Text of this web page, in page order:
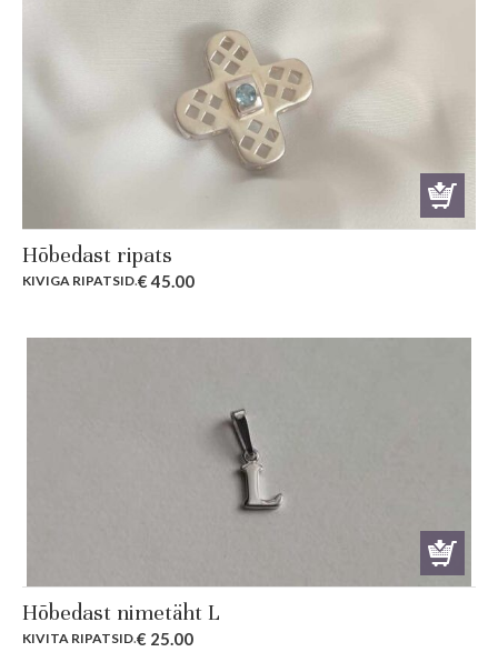
Hõbedast ripats
KIVIGA RIPATSID.€45.00
Hõbedast nimetäht L
KIVITA RIPATSID.€ 25.00